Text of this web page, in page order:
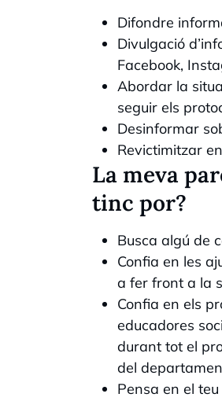
Difondre
Divulgació
Facebook,
Abordar la
seguir els
Desinformar
Revictimitzar
La meva
tinc por?
Busca algú de
Confia en les
a fer front a la
Confia en els
educadores
durant tot el
del
Pensa en el